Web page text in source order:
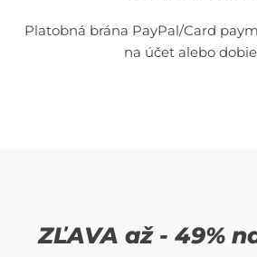
Platobná brána PayPal/Card
na účet alebo
ZĽAVA až - 49%